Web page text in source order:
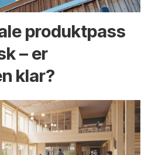
produktpass
– er
klar?